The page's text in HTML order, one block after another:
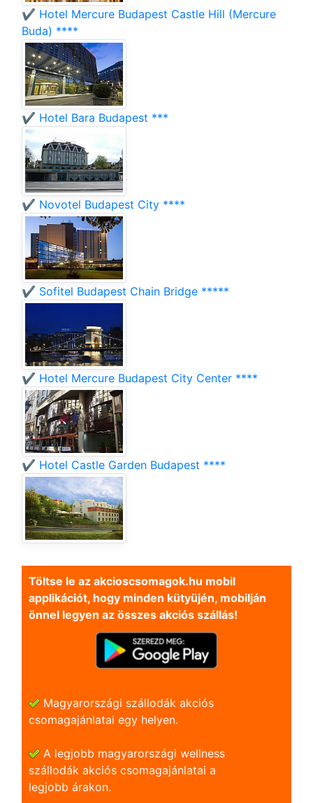
✔️ Hotel Mercure Budapest Castle Hill (Mercure
Buda) ****
✔️ Hotel Bara Budapest ***
✔️ Novotel Budapest City ****
✔️ Sofitel Budapest Chain Bridge *****
✔️ Hotel Mercure Budapest City Center ****
✔️ Hotel Castle Garden Budapest ****
Töltse le az akcioscsomagok.hu mobil
applikációt, hogy minden kütyüjén, mobilján
önnel legyen az összes akciós szállás!
Magyarországi szállodák akciós
csomagajánlatai egy helyen.
A legjobb magyarországi wellness
szállodák akciós csomagajánlatai a
legjobb árakon.